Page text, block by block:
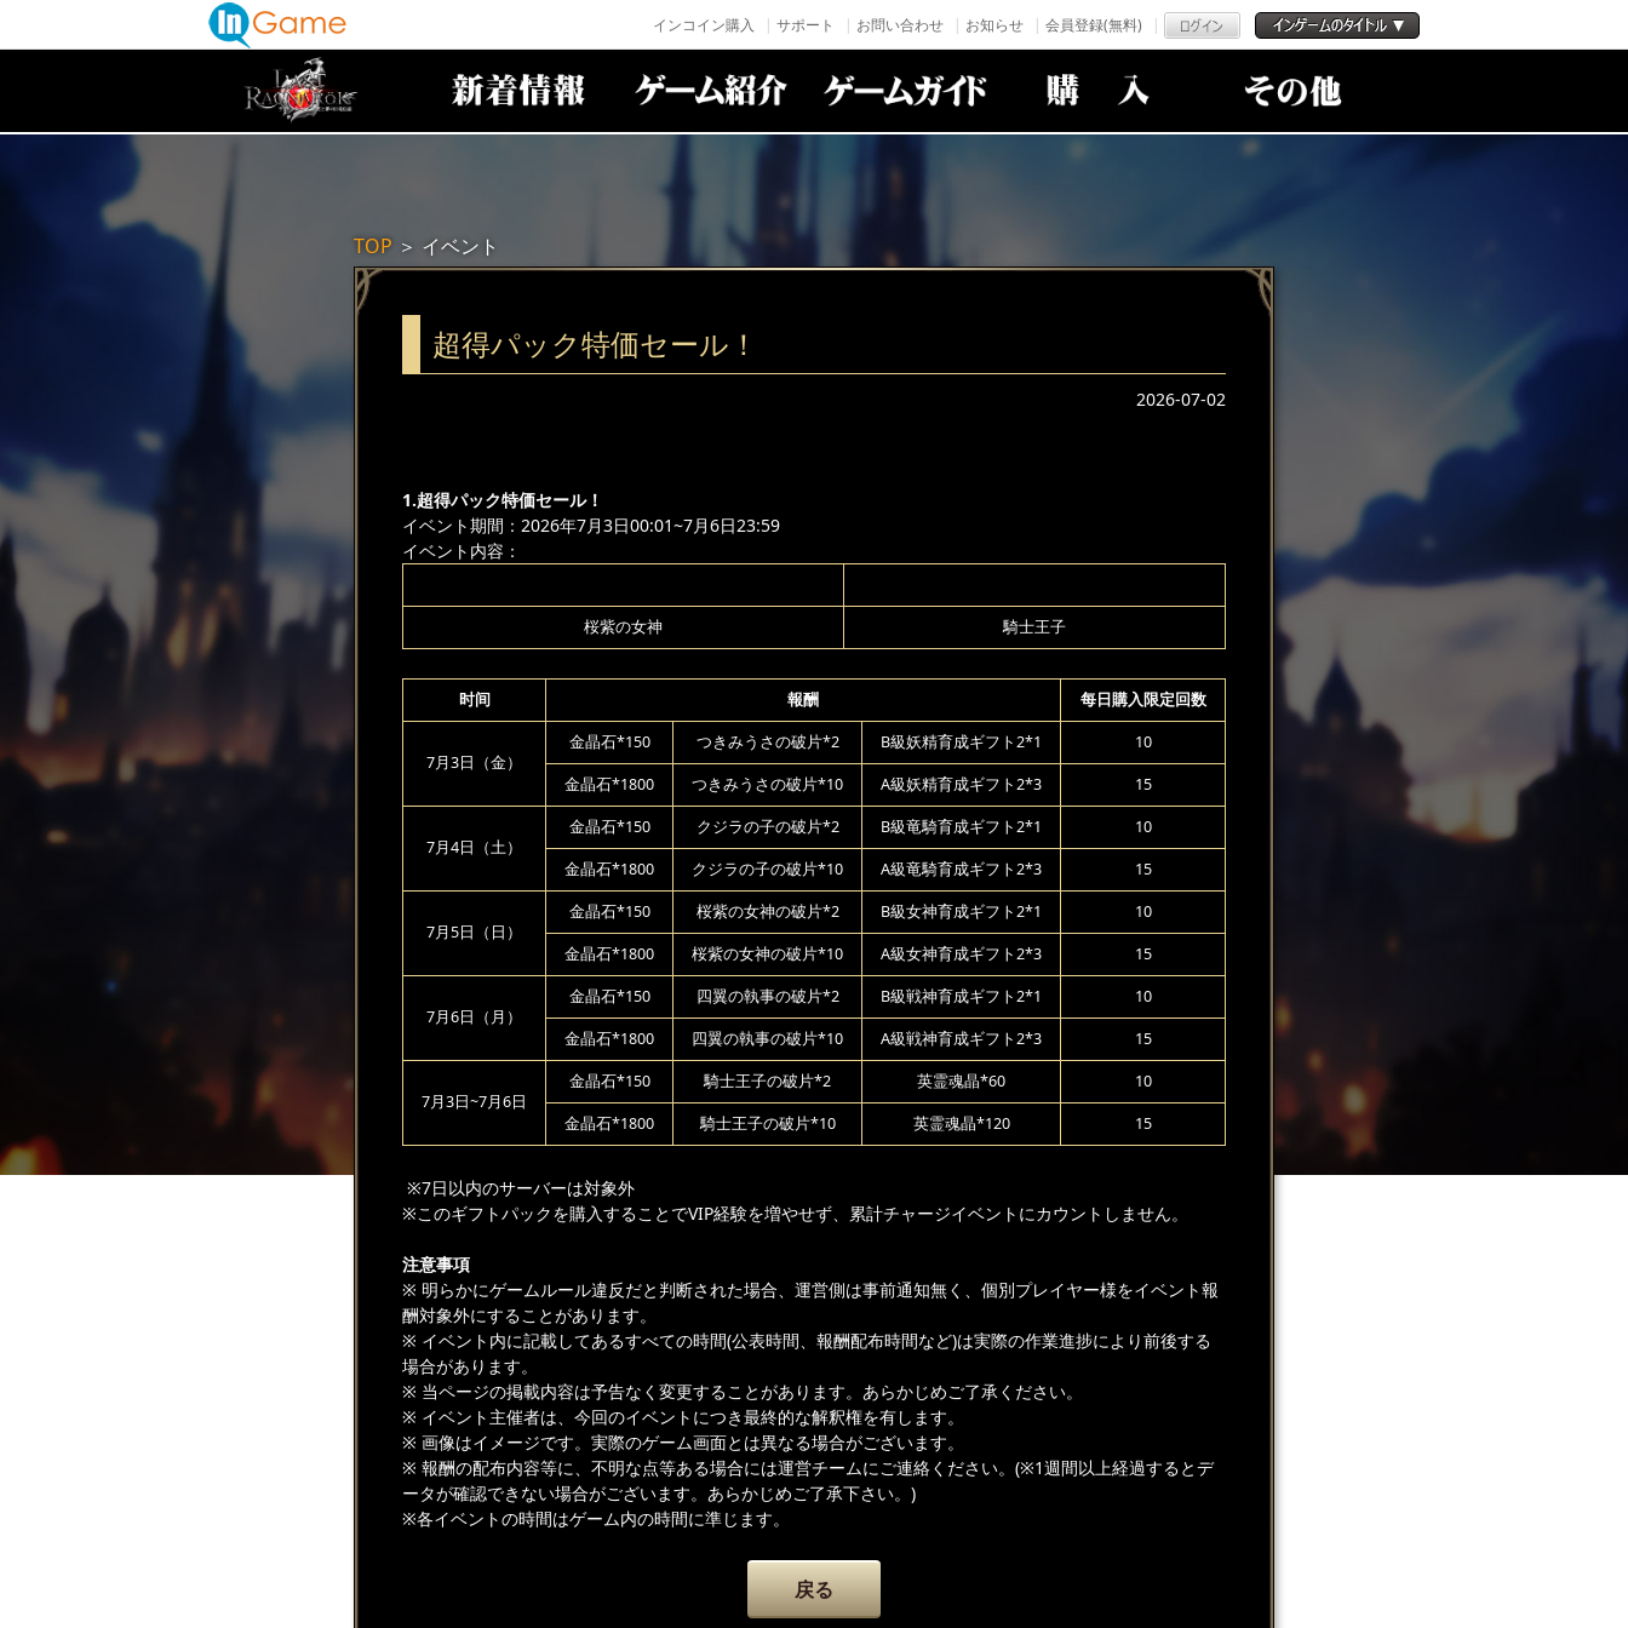
インコイン購入 サポート お問い合わせ お知らせ 会員登録(無料)
TOP ＞ イベント
超得パック特価セール！
2026-07-02
1.超得パック特価セール！
イベント期間：2026年7月3日00:01~7月6日23:59
イベント内容：
桜紫の女神 騎士王子
时间 報酬 每日購入限定回数
7月3日（金）
金晶石*150 つきみうさの破片*2 B級妖精育成ギフト2*1 10
金晶石*1800 つきみうさの破片*10 A級妖精育成ギフト2*3 15
7月4日（土）
金晶石*150 クジラの子の破片*2 B級竜騎育成ギフト2*1 10
金晶石*1800 クジラの子の破片*10 A級竜騎育成ギフト2*3 15
7月5日（日）
金晶石*150 桜紫の女神の破片*2 B級女神育成ギフト2*1 10
金晶石*1800 桜紫の女神の破片*10 A級女神育成ギフト2*3 15
7月6日（月）
金晶石*150 四翼の執事の破片*2 B級戦神育成ギフト2*1 10
金晶石*1800 四翼の執事の破片*10 A級戦神育成ギフト2*3 15
7月3日~7月6日
金晶石*150 騎士王子の破片*2 英霊魂晶*60 10
金晶石*1800 騎士王子の破片*10 英霊魂晶*120 15
※7日以内のサーバーは対象外
※このギフトパックを購入することでVIP経験を増やせず、累計チャージイベントにカウントしません。
注意事項
※ 明らかにゲームルール違反だと判断された場合、運営側は事前通知無く、個別プレイヤー様をイベント報
酬対象外にすることがあります。
※ イベント内に記載してあるすべての時間(公表時間、報酬配布時間など)は実際の作業進捗により前後する
場合があります。
※ 当ページの掲載内容は予告なく変更することがあります。あらかじめご了承ください。
※ イベント主催者は、今回のイベントにつき最終的な解釈権を有します。
※ 画像はイメージです。実際のゲーム画面とは異なる場合がございます。
※ 報酬の配布内容等に、不明な点等ある場合には運営チームにご連絡ください。(※1週間以上経過するとデ
ータが確認できない場合がございます。あらかじめご了承下さい。)
※各イベントの時間はゲーム内の時間に準じます。
戻る